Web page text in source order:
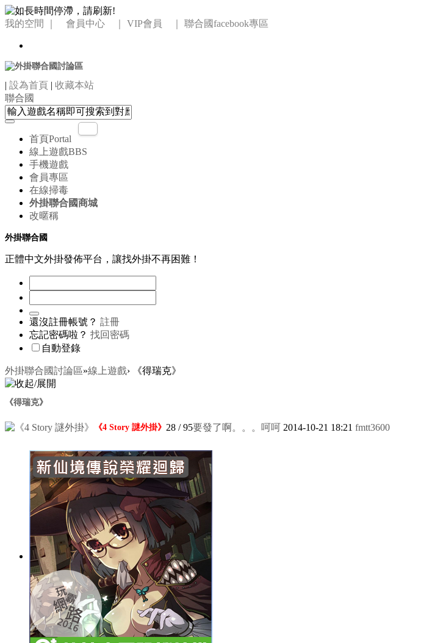
我的空間 ｜ 會員中心 ｜ VIP會員 ｜ 聯合國facebook專區
| 設為首頁 | 收藏本站
聯合國
首頁Portal
線上遊戲BBS
手機遊戲
會員專區
在線掃毒
外掛聯合國商城
改暱稱
外掛聯合國
正體中文外掛發佈平台，讓找外掛不再困難！
還沒註冊帳號？ 註冊
忘記密碼啦？ 找回密碼
自動登錄
外掛聯合國討論區»線上遊戲› 《得瑞克》
《得瑞克》
《4 Story 謎外掛》 28 / 95要發了啊。。。呵呵 2014-10-21 18:21 fmtt3600